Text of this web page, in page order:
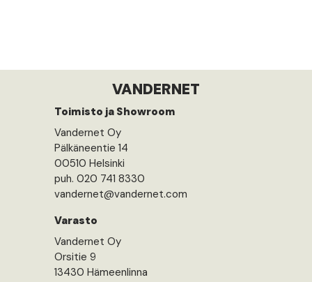
VANDERNET
Toimisto ja Showroom
Vandernet Oy
Pälkäneentie 14
00510 Helsinki
puh. 020 741 8330
vandernet@vandernet.com
Varasto
Vandernet Oy
Orsitie 9
13430 Hämeenlinna